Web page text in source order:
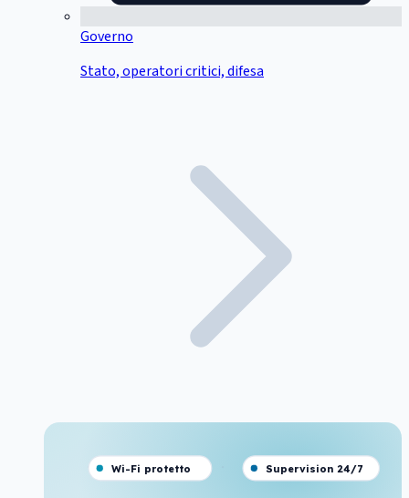
Governo
Stato, operatori critici, difesa
Wi-Fi protetto Supervision 24/7